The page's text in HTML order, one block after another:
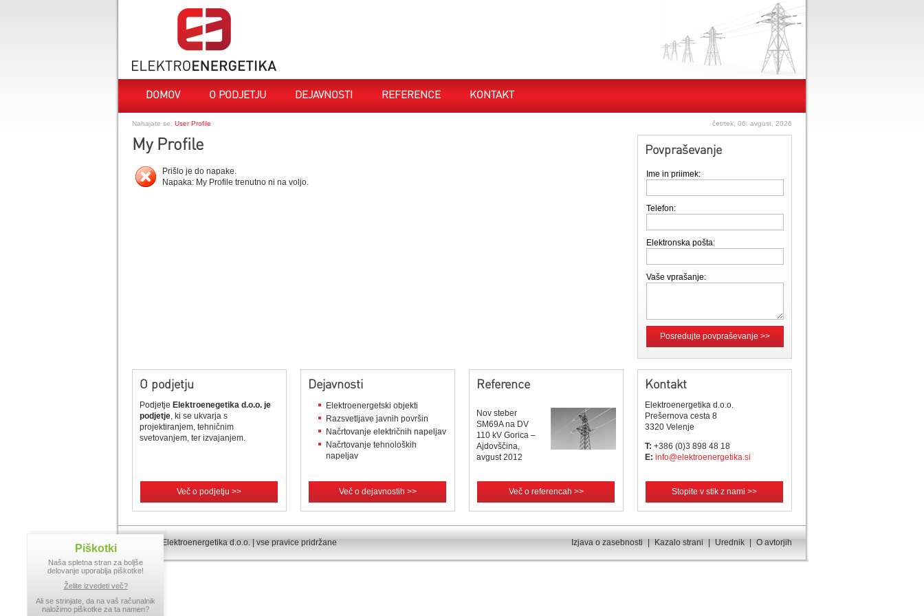
DOMOV O PODJETJU DEJAVNOSTI REFERENCE KONTAKT
Nahajate se: User Profile četrtek, 06. avgust, 2026
My Profile
Prišlo je do napake.
Napaka: My Profile trenutno ni na voljo.
Povpraševanje
Ime in priimek:
Telefon:
Elektronska pošta:
Vaše vprašanje:
Posredujte povpraševanje >>
O podjetju
Podjetje Elektroenegetika d.o.o. je
podjetje, ki se ukvarja s
projektiranjem, tehničnim
svetovanjem, ter izvajanjem.
Več o podjetju >>
Dejavnosti
Elektroenergetski objekti
Razsvetljave javnih površin
Načrtovanje električnih napeljav
Načrtovanje tehnoloških
napeljav
Več o dejavnostih >>
Reference
Nov steber
SM69A na DV
110 kV Gorica –
Ajdovščina,
avgust 2012
Več o referencah >>
Kontakt
Elektroenergetika d.o.o.
Prešernova cesta 8
3320 Velenje
T: +386 (0)3 898 48 18
E: info@elektroenergetika.si
Stopite v stik z nami >>
© 2013 Elektroenergetika d.o.o. | vse pravice pridržane Izjava o zasebnosti Kazalo strani Urednik O avtorjih
Piškotki
Naša spletna stran za boljše
delovanje uporablja piškotke!
Želite izvedeti več?
Ali se strinjate, da na vaš računalnik
naložimo piškotke za ta namen?